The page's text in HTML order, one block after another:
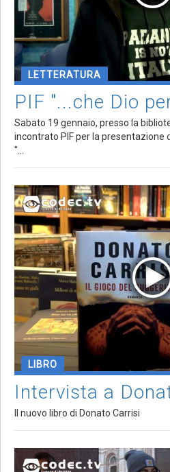
LETTERATURA
PIF "...che Dio
Sabato 19 gennaio, presso la
incontrato PIF per la presentazione
"...
LIBRO
Intervista a
Il nuovo libro di Donato Carrisi